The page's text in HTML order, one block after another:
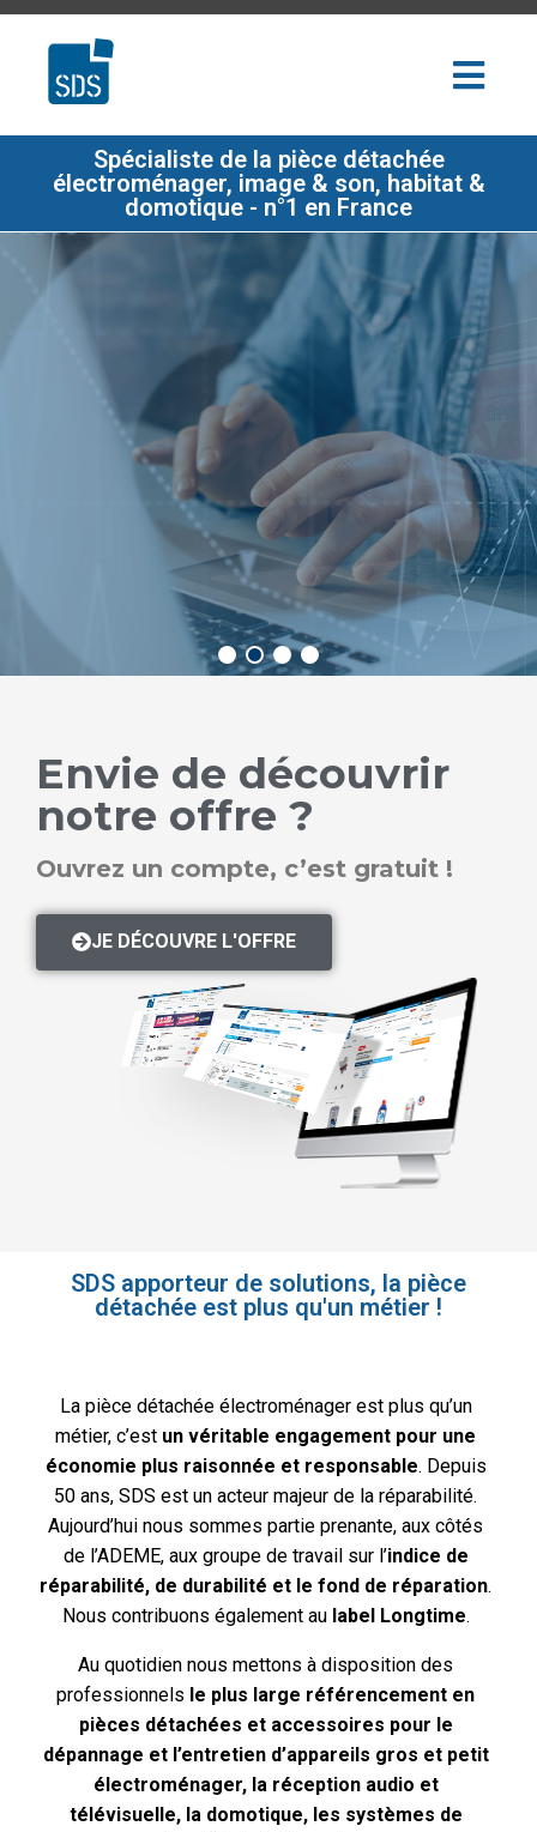
Spécialiste de la pièce détachée
électroménager, image & son, habitat &
domotique - n°1 en France
SDS AU SERVICE DES PROS DEPUIS
PLUS DE 50 ANS
Réactivité, richesse de l'offre,
accompagnement, solutions digitales... notre
métier évolue avec le votre !
JE DÉCOUVRE
Envie de découvrir
notre offre ?
Ouvrez un compte, c’est gratuit !
JE DÉCOUVRE L'OFFRE
SDS apporteur de solutions, la pièce
détachée est plus qu'un métier !​
La pièce détachée électroménager est plus qu’un
métier, c’est un véritable engagement pour une
économie plus raisonnée et responsable. Depuis
50 ans, SDS est un acteur majeur de la réparabilité.
Aujourd’hui nous sommes partie prenante, aux côtés
de l’ADEME, aux groupe de travail sur l’indice de
réparabilité, de durabilité et le fond de réparation.
Nous contribuons également au label Longtime.
Au quotidien nous mettons à disposition des
professionnels le plus large référencement en
pièces détachées et accessoires pour le
dépannage et l’entretien d’appareils gros et petit
électroménager, la réception audio et
télévisuelle, la domotique, les systèmes de